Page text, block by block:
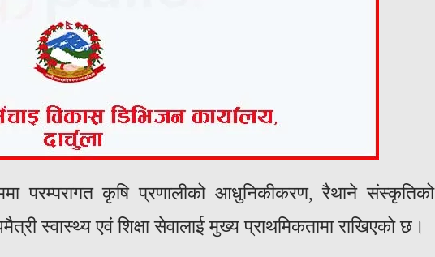
परम्परागत कृषि प्रणालीको आधुनिकीकरण, रैथाने संस्कृतिको
स्वास्थ्य एवं शिक्षा सेवालाई मुख्य प्राथमिकतामा राखिएको छ।